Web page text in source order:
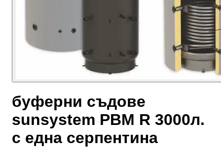
буферни съдове
sunsystem PBM R 3000л.
с една серпентина